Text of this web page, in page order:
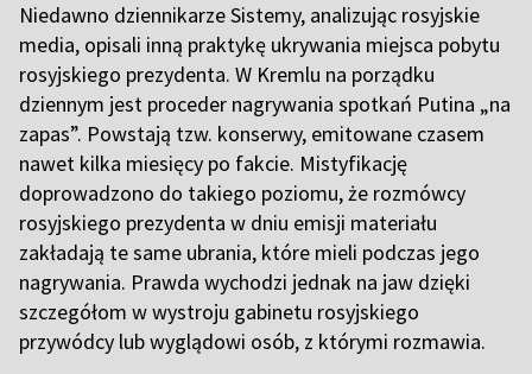
Niedawno dziennikarze Sistemy, analizując rosyjskie
media, opisali inną praktykę ukrywania miejsca pobytu
rosyjskiego prezydenta. W Kremlu na porządku
dziennym jest proceder nagrywania spotkań Putina „na
zapas”. Powstają tzw. konserwy, emitowane czasem
nawet kilka miesięcy po fakcie. Mistyfikację
doprowadzono do takiego poziomu, że rozmówcy
rosyjskiego prezydenta w dniu emisji materiału
zakładają te same ubrania, które mieli podczas jego
nagrywania. Prawda wychodzi jednak na jaw dzięki
szczegółom w wystroju gabinetu rosyjskiego
przywódcy lub wyglądowi osób, z którymi rozmawia.